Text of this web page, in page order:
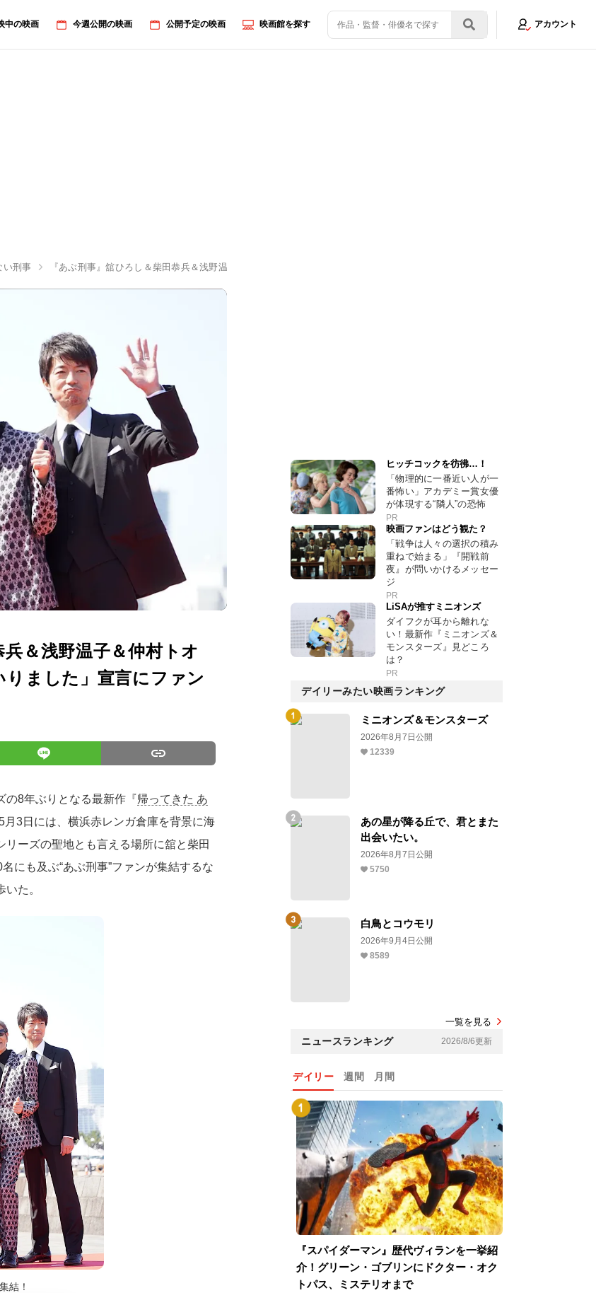
中の映画 今週公開の映画 公開予定の映画 映画館を探す アカウント
い刑事 『あぶ刑事』舘ひろし＆柴田恭兵＆浅野温子＆仲村トオルが横浜に降臨！「帰ってまいりました」宣言にファンが「おかえり！」
兵＆浅野温子＆仲村トオ
ました」宣言にファン
の8年ぶりとなる最新作『帰ってきた あ
月3日には、横浜赤レンガ倉庫を背景に海
ーズの聖地とも言える場所に舘と柴田
にも及ぶ“あぶ刑事”ファンが集結するな
た。
結！
ヒッチコックを彷彿…！
「物理的に一番近い人が一
番怖い」アカデミー賞女優
が体現する“隣人”の恐怖
PR
映画ファンはどう観た？
「戦争は人々の選択の積み
重ねで始まる」『開戦前
夜』が問いかけるメッセー
ジ
PR
LiSAが推すミニオンズ
ダイフクが耳から離れな
い！最新作『ミニオンズ＆
モンスターズ』見どころ
は？
PR
デイリーみたい映画ランキング
ミニオンズ＆モンスターズ
2026年8月7日公開
12339
あの星が降る丘で、君とまた
出会いたい。
2026年8月7日公開
5750
白鳥とコウモリ
2026年9月4日公開
8589
一覧を見る
ニュースランキング 2026/8/6更新
デイリー 週間 月間
『スパイダーマン』歴代ヴィランを一挙紹
介！グリーン・ゴブリンにドクター・オク
トパス、ミステリオまで